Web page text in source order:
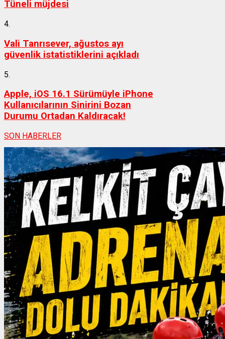
Tüneli müjdesi
4.
Vali Tanrısever, ağustos ayı
güvenlik istatistiklerini açıkladı
5.
Apple, iOS 16.1 Sürümüyle iPhone
Kullanıcılarının Sinirini Bozan
Durumu Ortadan Kaldıracak!
SON HABERLER